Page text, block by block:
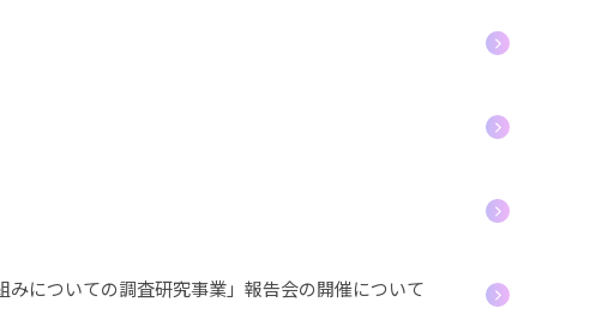
みについての調査研究事業」報告会の開催について